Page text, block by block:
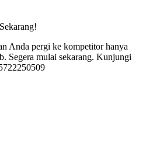
Anda pergi ke kompetitor hanya
Segera mulai sekarang. Kunjungi